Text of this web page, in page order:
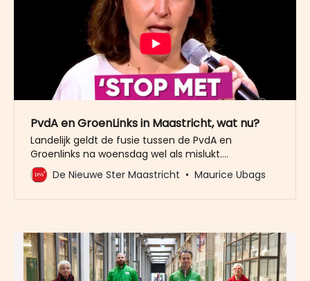
PvdA en GroenLinks in Maastricht, wat nu?
Landelijk geldt de fusie tussen de PvdA en
Groenlinks na woensdag wel als mislukt.
Timmermans zou wel even als leider van de
grootste partij de premier worden. Maar in plaats
De Nieuwe Ster Maastricht Maurice Ubags